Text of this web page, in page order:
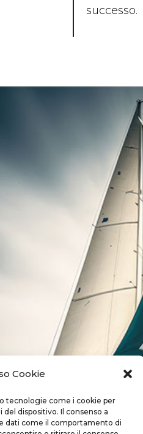
Cookie
tecnologie come i cookie per
dispositivo. Il consenso a
dati come il comportamento di
successo.